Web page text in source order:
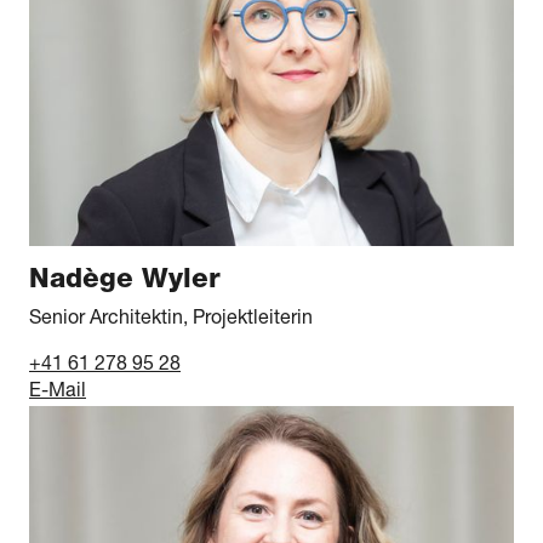
Nadège Wyler
Senior Architektin, Projektleiterin
+41 61 278 95 28
E-Mail